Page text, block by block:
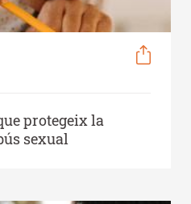
protegeix la
sexual